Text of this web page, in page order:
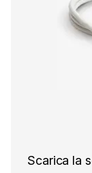
Scarica la